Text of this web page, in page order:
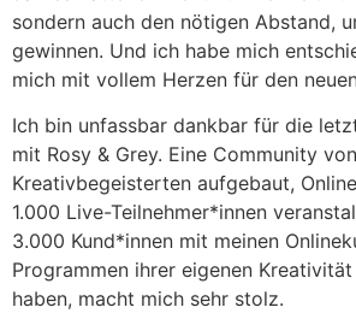
sondern auch den nötigen Abstand,
gewinnen. Und ich habe mich
mich mit vollem Herzen für den
Ich bin unfassbar dankbar für die
mit Rosy & Grey. Eine Community
Kreativbegeisterten aufgebaut,
1.000 Live-Teilnehmer*innen
3.000 Kund*innen mit meinen
Programmen ihrer eigenen
haben, macht mich sehr stolz.